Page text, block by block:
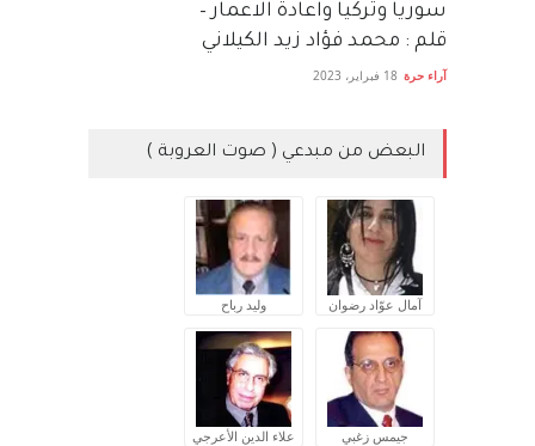
سوريا وتركيا واعادة الاعمار –
قلم : محمد فؤاد زيد الكيلاني
آراء حرة 18 فبراير، 2023
البعض من مبدعي ( صوت العروبة )
آمال عوّاد رضوان وليد رباح
جيمس زغبي علاء الدين الأعرجي